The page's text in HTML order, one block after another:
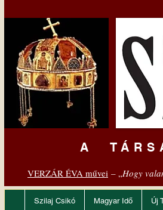
A
VERZÁR ÉVA művei – „Hogy
Szilaj Csikó Magyar Idő Új